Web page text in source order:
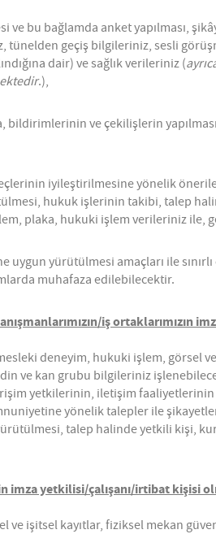
bu bağlamda anket yapılması,
geçiş bilgileriniz, sesli
dair) ve sağlık verileriniz (
.),
bildirimlerinin ve çekilişlerin
iyileştirilmesine yönelik
hukuk işlerinin takibi, talep
plaka, hukuki işlem verileriniz ile,
yürütülmesi amaçları ile
muhafaza edilebilecektir.
iş ortaklarımızın
deneyim, hukuki işlem, görsel
ve kan grubu bilgileriniz
yetkilerinin, iletişim
yönelik talepler ile
talep halinde yetkili kişi,
yetkilisi/çalışanı/irtibat kişisi
ve işitsel kayıtlar, fiziksel mekan